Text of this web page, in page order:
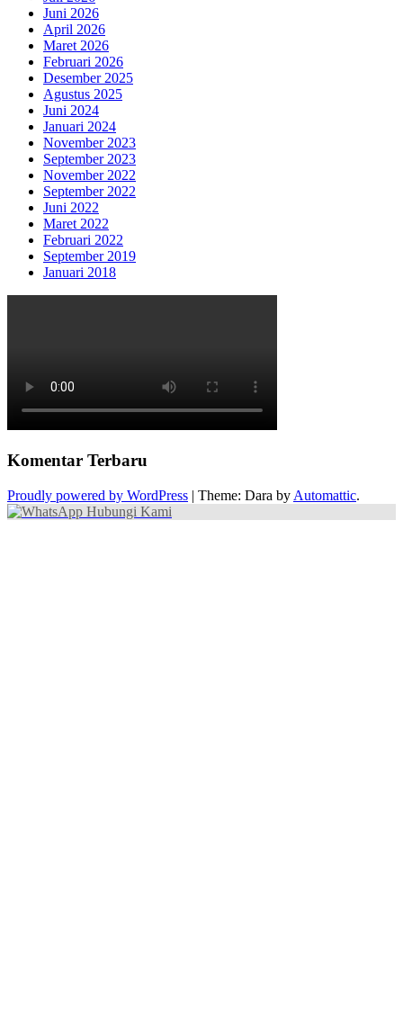
Juni 2026
April 2026
Maret 2026
Februari 2026
Desember 2025
Agustus 2025
Juni 2024
Januari 2024
November 2023
September 2023
November 2022
September 2022
Juni 2022
Maret 2022
Februari 2022
September 2019
Januari 2018
Komentar Terbaru
Proudly powered by WordPress | Theme: Dara by Automattic.
Hubungi Kami